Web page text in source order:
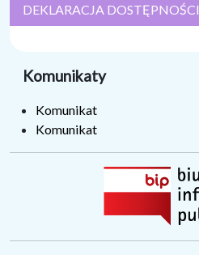
DEKLARACJA DOSTĘPNOŚCI
Komunikaty
Komunikat
Komunikat